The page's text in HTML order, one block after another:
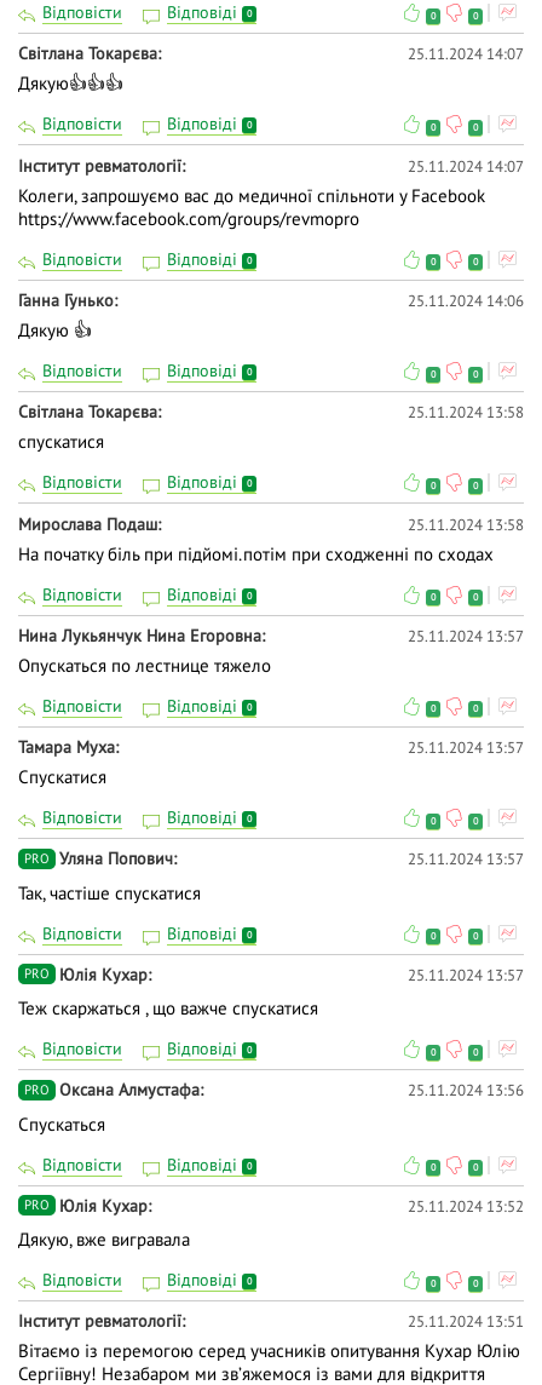
Відповісти Відповіді 0 0 0
Світлана Токарєва 25.11.2024 14:07
Дякую👍👍👍
Відповісти Відповіді 0 0 0
Інститут ревматології 25.11.2024 14:07
Колеги, запрошуємо вас до медичної спільноти у Facebook
https://www.facebook.com/groups/revmopro
Відповісти Відповіді 0 0 0
Ганна Гунько 25.11.2024 14:06
Дякую 👍
Відповісти Відповіді 0 0 0
Світлана Токарєва 25.11.2024 13:58
спускатися
Відповісти Відповіді 0 0 0
Мирослава Подаш 25.11.2024 13:58
На початку біль при підйомі.потім при сходженні по сходах
Відповісти Відповіді 0 0 0
Нина Лукьянчук Нина Егоровна 25.11.2024 13:57
Опускаться по лестнице тяжело
Відповісти Відповіді 0 0 0
Тамара Муха 25.11.2024 13:57
Спускатися
Відповісти Відповіді 0 0 0
PRO Уляна Попович 25.11.2024 13:57
Так, частіше спускатися
Відповісти Відповіді 0 0 0
PRO Юлія Кухар 25.11.2024 13:57
Теж скаржаться , що важче спускатися
Відповісти Відповіді 0 0 0
PRO Оксана Алмустафа 25.11.2024 13:56
Спускаться
Відповісти Відповіді 0 0 0
PRO Юлія Кухар 25.11.2024 13:52
Дякую, вже вигравала
Відповісти Відповіді 0 0 0
Інститут ревматології 25.11.2024 13:51
Вітаємо із перемогою серед учасників опитування Кухар Юлію
Сергіївну! Незабаром ми звʼяжемося із вами для відкриття